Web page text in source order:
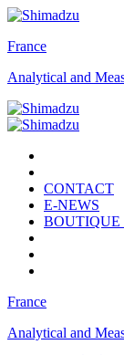
France
Analytical and
CONTACT
E-NEWS
BOUTIQUE
France
Analytical and